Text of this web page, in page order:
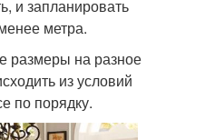
и запланировать
метра.
размеры на разное
из условий
по порядку.